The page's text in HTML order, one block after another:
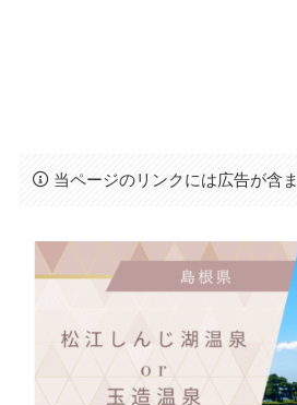
当ページのリンクには広告が含